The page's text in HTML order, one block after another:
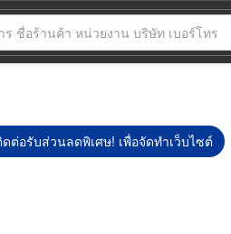
ต่อรับส่วนลดพิเศษ! เพื่อจัดทำเว็บไซต์